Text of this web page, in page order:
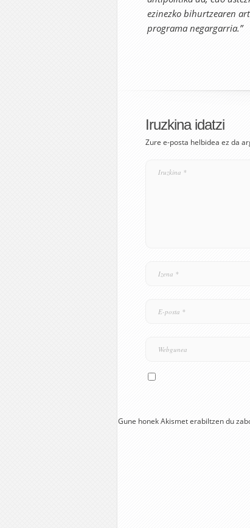
ezinezko bihurtzearen
programa negargarria.”
Iruzkina idatzi
Zure e-posta helbidea ez da
Gune honek Akismet erabiltzen du